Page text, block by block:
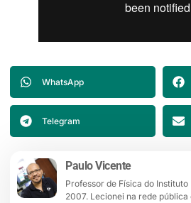
WhatsApp
Telegram
Paulo Vicente
Professor de Física do
2007. Lecionei na rede